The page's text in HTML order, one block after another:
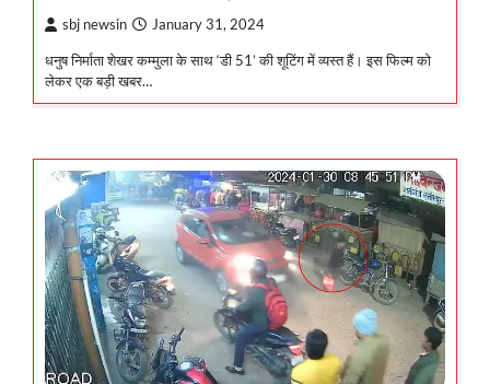
sbj newsin January 31, 2024
धनुष निर्माता शेखर कम्मुला के साथ ‘डी 51’ की शूटिंग में व्यस्त हैं। इस फिल्म को
लेकर एक बड़ी खबर…